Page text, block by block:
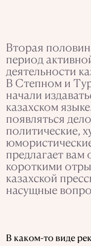
Вторая
период
деятельности
В Степном и
начали
казахском
появляться
политические,
предлагает вам
короткими
казахской
насущные
В каком-то виде